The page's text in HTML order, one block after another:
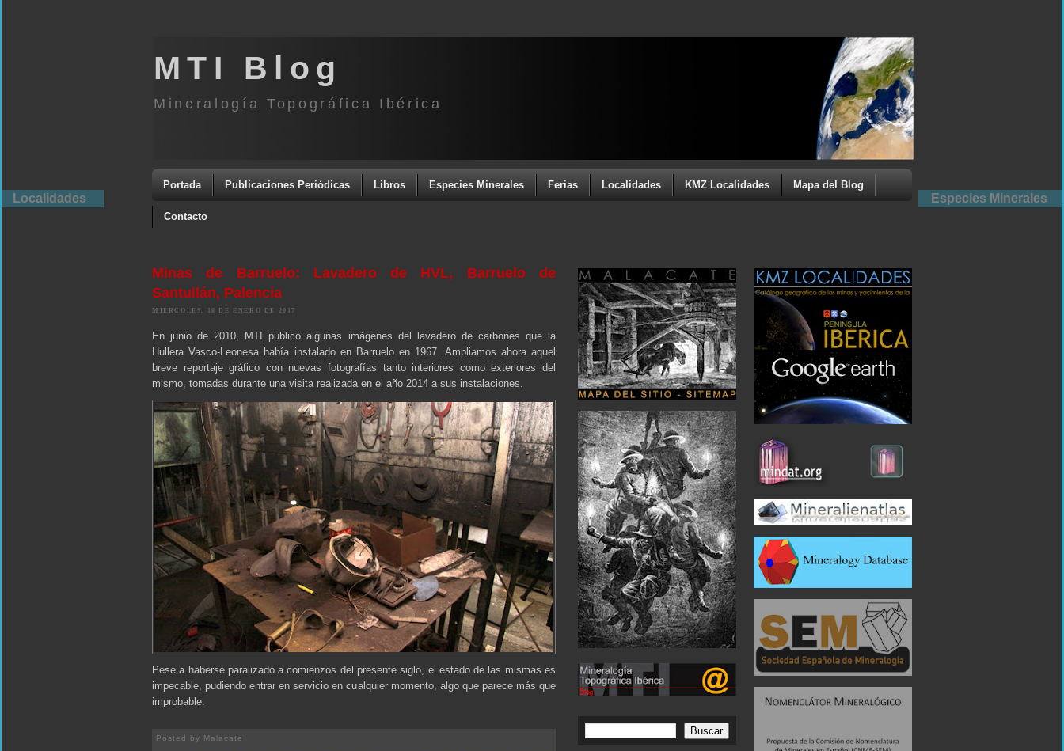
MTI Blog
Mineralogía Topográfica Ibérica
Portada Publicaciones Periódicas Libros Especies Minerales Ferias Localidades KMZ Localidades Mapa del Blog
Contacto
Minas de Barruelo: Lavadero de HVL, Barruelo de
Santullán, Palencia
MIÉRCOLES, 18 DE ENERO DE 2017
En junio de 2010, MTI publicó algunas imágenes del lavadero de carbones que la
Hullera Vasco-Leonesa había instalado en Barruelo en 1967. Ampliamos ahora aquel
breve reportaje gráfico con nuevas fotografías tanto interiores como exteriores del
mismo, tomadas durante una visita realizada en el año 2014 a sus instalaciones.
Pese a haberse paralizado a comienzos del presente siglo, el estado de las mismas es
impecable, pudiendo entrar en servicio en cualquier momento, algo que parece más que
improbable.
Posted by Malacate
Localidades Especies Minerales